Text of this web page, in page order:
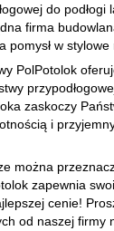
do
firma
pomysł w stylowe
PolPotolok
zaskoczy
i
można
zapewnia
cenie!
od naszej firmy